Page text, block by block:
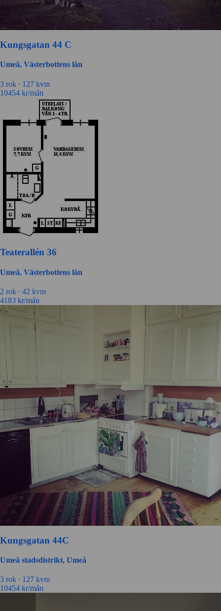
Kungsgatan 44 C
Umeå, Västerbottens län
3 rok ∙ 127 kvm
10454 kr/mån
Teaterallén 36
Umeå, Västerbottens län
2 rok ∙ 42 kvm
4183 kr/mån
Kungsgatan 44C
Umeå stadsdistrikt, Umeå
3 rok ∙ 127 kvm
10454 kr/mån